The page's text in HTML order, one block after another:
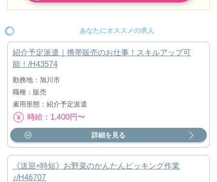
あなたにオススメの求人
紹介予定派遣｜携帯販売のお仕事！スキルアップ可
能！/H43574
勤務地：旭川市
職種：販売
雇用形態：紹介予定派遣
時給：1,400円〜
詳細を見る
《送迎×時短》お野菜のかんたんピッキング作業
♪/H46707